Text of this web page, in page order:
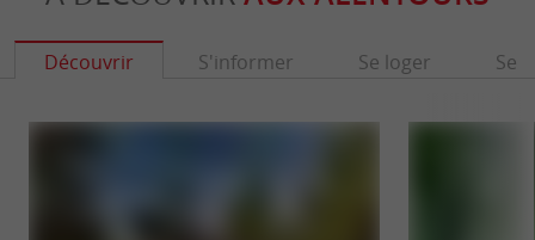
Découvrir S'informer Se loger Se